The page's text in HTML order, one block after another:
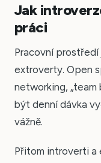
Jak
práci
Pracovní
extroverty. Open
networking, „team
být denní dávka
vážně.
Přitom introverti a